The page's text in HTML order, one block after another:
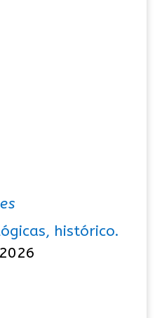
histórico.